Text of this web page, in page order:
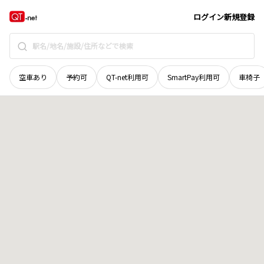
ログイン新規登録
空車あり 予約可 QT-net利用可 SmartPay利用可 車椅子
北海道